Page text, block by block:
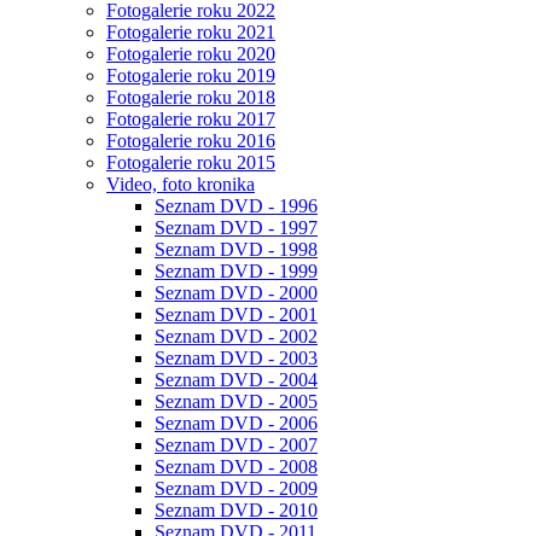
Fotogalerie roku 2022
Fotogalerie roku 2021
Fotogalerie roku 2020
Fotogalerie roku 2019
Fotogalerie roku 2018
Fotogalerie roku 2017
Fotogalerie roku 2016
Fotogalerie roku 2015
Video, foto kronika
Seznam DVD - 1996
Seznam DVD - 1997
Seznam DVD - 1998
Seznam DVD - 1999
Seznam DVD - 2000
Seznam DVD - 2001
Seznam DVD - 2002
Seznam DVD - 2003
Seznam DVD - 2004
Seznam DVD - 2005
Seznam DVD - 2006
Seznam DVD - 2007
Seznam DVD - 2008
Seznam DVD - 2009
Seznam DVD - 2010
Seznam DVD - 2011